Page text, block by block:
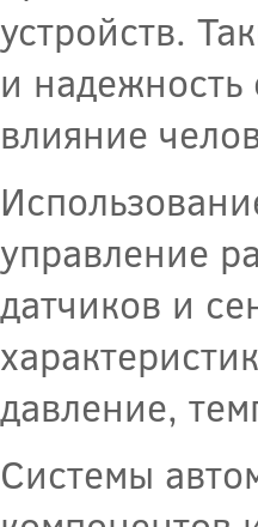
устройств.
и
влияние
управление
датчиков и
давление,
Системы